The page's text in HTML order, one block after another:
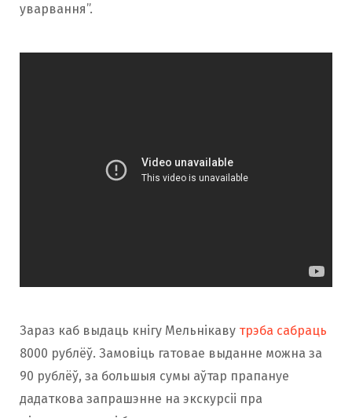
уварвання”.
Зараз каб выдаць кнігу Мельнікаву трэба сабраць
8000 рублёў. Замовіць гатовае выданне можна за
90 рублёў, за большыя сумы аўтар прапануе
дадаткова запрашэнне на экскурсіі пра